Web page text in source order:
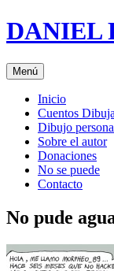
Saltar
al
DANIEL
Menú
Inicio
Cuentos
Dibujo
Sobre el autor
Donaciones
No se puede
Contacto
No pude